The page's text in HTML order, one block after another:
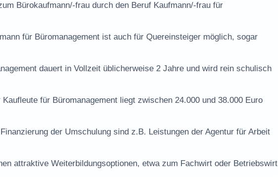
Bürokaufmann/-frau durch den Beruf Kaufmann/-frau für
für Büromanagement ist auch für Quereinsteiger möglich, sogar
dauert in Vollzeit üblicherweise 2 Jahre und wird rein schulisch
für Büromanagement liegt zwischen 24.000 und 38.000 Euro
der Umschulung sind z.B. Leistungen der Agentur für Arbeit
attraktive Weiterbildungsoptionen, etwa zum Fachwirt oder Betriebswirt